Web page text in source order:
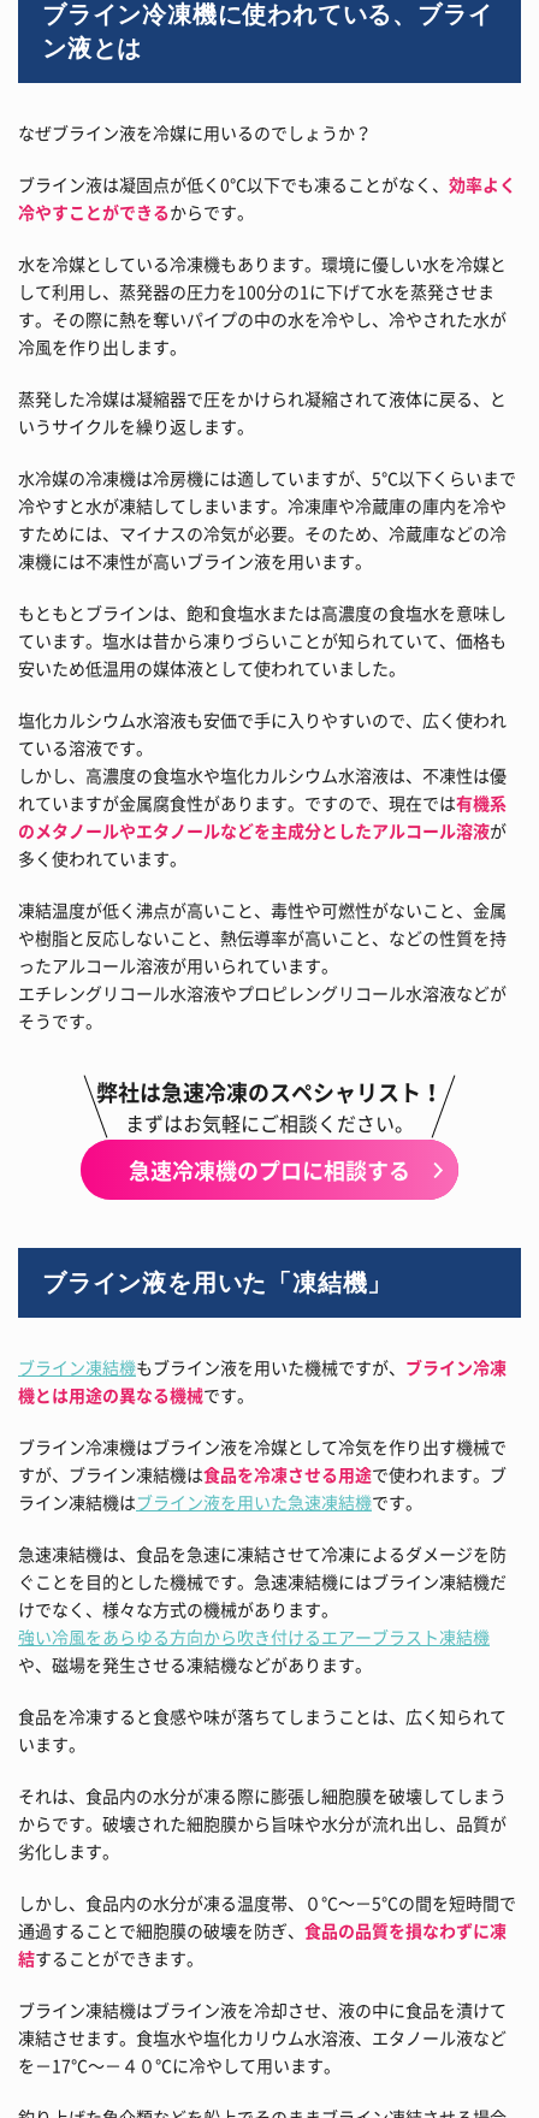
ブライン冷凍機に使われている、ブライ
ン液とは
なぜブライン液を冷媒に用いるのでしょうか？
ブライン液は凝固点が低く0℃以下でも凍ることがなく、 効率よく
冷やすことができるからです。
水を冷媒としている冷凍機もあります。環境に優しい水を冷媒と
して利用し、蒸発器の圧力を100分の1に下げて水を蒸発させま
す。その際に熱を奪いパイプの中の水を冷やし、冷やされた水が
冷風を作り出します。
蒸発した冷媒は凝縮器で圧をかけられ凝縮されて液体に戻る、と
いうサイクルを繰り返します。
水冷媒の冷凍機は冷房機には適していますが、5℃以下くらいまで
冷やすと水が凍結してしまいます。冷凍庫や冷蔵庫の庫内を冷や
すためには、マイナスの冷気が必要。そのため、冷蔵庫などの冷
凍機には不凍性が高いブライン液を用います。
もともとブラインは、飽和食塩水または高濃度の食塩水を意味し
ています。塩水は昔から凍りづらいことが知られていて、価格も
安いため低温用の媒体液として使われていました。
塩化カルシウム水溶液も安価で手に入りやすいので、広く使われ
ている溶液です。
しかし、高濃度の食塩水や塩化カルシウム水溶液は、不凍性は優
れていますが金属腐食性があります。ですので、現在では有機系
のメタノールやエタノールなどを主成分としたアルコール溶液が
多く使われています。
凍結温度が低く沸点が高いこと、毒性や可燃性がないこと、金属
や樹脂と反応しないこと、熱伝導率が高いこと、などの性質を持
ったアルコール溶液が用いられています。
エチレングリコール水溶液やプロピレングリコール水溶液などが
そうです。
弊社は急速冷凍のスペシャリスト！
まずはお気軽にご相談ください。
急速冷凍機のプロに相談する
ブライン液を用いた「凍結機」
ブライン凍結機もブライン液を用いた機械ですが、 ブライン冷凍
機とは用途の異なる機械です。
ブライン冷凍機はブライン液を冷媒として冷気を作り出す機械で
すが、ブライン凍結機は食品を冷凍させる用途で使われます。ブ
ライン凍結機はブライン液を用いた急速凍結機です。
急速凍結機は、食品を急速に凍結させて冷凍によるダメージを防
ぐことを目的とした機械です。急速凍結機にはブライン凍結機だ
けでなく、様々な方式の機械があります。
強い冷風をあらゆる方向から吹き付けるエアーブラスト凍結機
や、磁場を発生させる凍結機などがあります。
食品を冷凍すると食感や味が落ちてしまうことは、広く知られて
います。
それは、食品内の水分が凍る際に膨張し細胞膜を破壊してしまう
からです。破壊された細胞膜から旨味や水分が流れ出し、品質が
劣化します。
しかし、食品内の水分が凍る温度帯、０℃～－5℃の間を短時間で
通過することで細胞膜の破壊を防ぎ、 食品の品質を損なわずに凍
結することができます。
ブライン凍結機はブライン液を冷却させ、液の中に食品を漬けて
凍結させます。食塩水や塩化カリウム水溶液、エタノール液など
を－17℃～－４０℃に冷やして用います。